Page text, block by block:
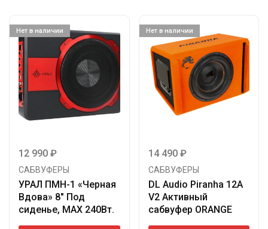
Нет в наличии
12 990 ₽
САБВУФЕРЫ
УРАЛ ПМН-1 «Черная
Вдова» 8″ Под
сиденье, MAX 240Вт.
Нет в наличии
14 490 ₽
САБВУФЕРЫ
DL Audio Piranha 12A
V2 Активный
сабвуфер ORANGE